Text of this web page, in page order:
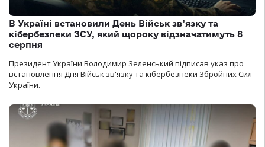
В Україні встановили День Військ зв’язку та
кібербезпеки ЗСУ, який щороку відзначатимуть 8
серпня
Президент України Володимир Зеленський підписав указ про
встановлення Дня Військ зв'язку та кібербезпеки Збройних Сил
України.